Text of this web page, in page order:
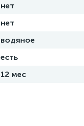
нет
нет
водяное
есть
12 мес